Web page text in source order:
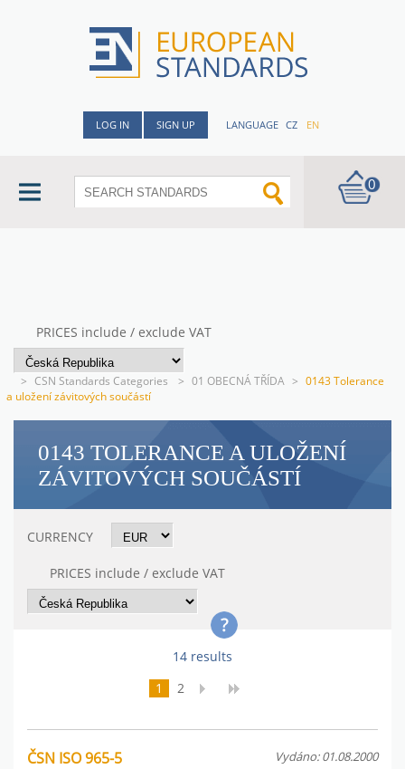
LOG IN SIGN UP LANGUAGE CZ EN
0
PRICES include / exclude VAT
> CSN Standards Categories > 01 OBECNÁ TŘÍDA > 0143 Tolerance
a uložení závitových součástí
0143 TOLERANCE A ULOŽENÍ
ZÁVITOVÝCH SOUČÁSTÍ
CURRENCY
PRICES include / exclude VAT
14 results
1
2
ČSN ISO 965-5 Vydáno: 01.08.2000